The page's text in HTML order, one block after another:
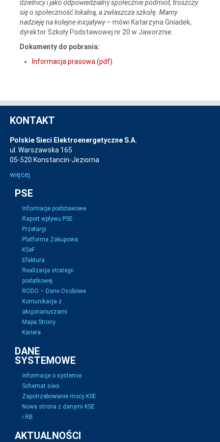
dzielnicy i jako odpowiedzialny społecznie podmiot, troszczy
się o społeczność lokalną, a zwłaszcza szkołę. Mamy
nadzieję na kolejne inicjatywy– mówi Katarzyna Gniadek,
dyrektor Szkoły Podstawowej nr 20 w Jaworznie.
Dokumenty do pobrania:
Informacja prasowa (pdf)
KONTAKT
Polskie Sieci Elektroenergetyczne S.A.
ul. Warszawska 165
05-520 Konstancin-Jeziorna
więcej
PSE
Informacje podstawowe
Raport wpływu PSE
Przetargi
Platforma Zakupowa
KSeF
Efaktura
Realizacja strategii
podatkowej
RODO – Dane Osobowe
Komunikacja z
akcjonariuszami
Mapa Strony
Kariera
DANE
SYSTEMOWE
Informacje o systemie
Schemat sieci
Zapotrzebowanie mocy KSE
Nowa strona z danymi KSE
i RB
AKTUALNOŚCI